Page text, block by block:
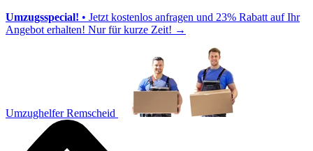
Umzugsspecial! • Jetzt kostenlos anfragen und 23% Rabatt auf Ihr
Angebot erhalten! Nur für kurze Zeit! →
Umzughelfer Remscheid